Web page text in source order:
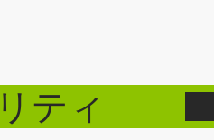
ティ